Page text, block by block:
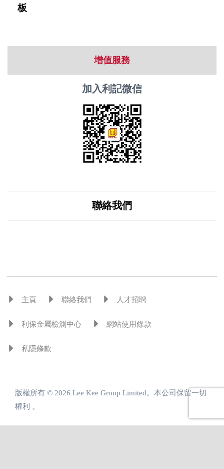
板
增值服務
加入利記微信
聯絡我們
主頁 聯絡我們 人才招聘
利保金屬檢測中心 網站使用條款
私隱條款
版權所有 © 2026 Lee Kee Group Limited。本公司保留一切
權利 。